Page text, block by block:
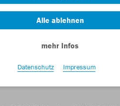
22 mit einem mutigen Design auf den
ein genau 50 Jahre altes Stück VfB
weltbesten Schiedsrichter und
Alle ablehnen
mehr Infos
Datenschutz Impressum